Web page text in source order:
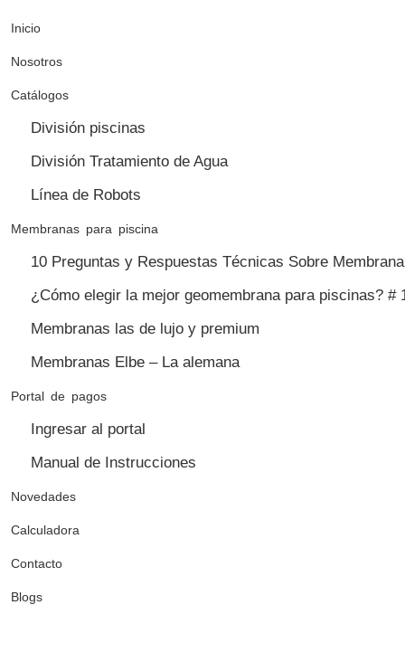
Inicio
Nosotros
Catálogos
División piscinas
División Tratamiento de Agua
Línea de Robots
Membranas para piscina
10 Preguntas y Respuestas Técnicas Sobre
¿Cómo elegir la mejor geomembrana para piscinas? #
Membranas las de lujo y premium
Membranas Elbe – La alemana
Portal de pagos
Ingresar al portal
Manual de Instrucciones
Novedades
Calculadora
Contacto
Blogs